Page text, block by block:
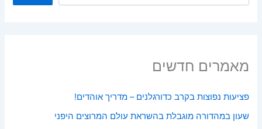
מאמרים חדשים
פציעות נפוצות בקרב כדורגלנים – מדריך אוהדים!
שעון במהדורה מוגבלת בהשראת עולם המרוצים היפני